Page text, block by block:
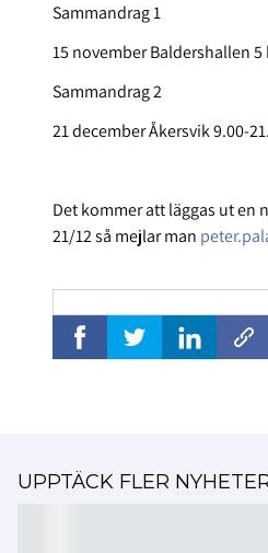
Sammandrag 1
15 november Baldershallen 5
Sammandrag 2
21 december Åkersvik 9.00-
Det kommer att läggas ut en
21/12 så mejlar man
UPPTÄCK FLER